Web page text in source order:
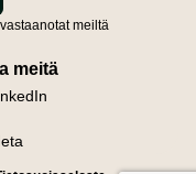
meiltä
meitä